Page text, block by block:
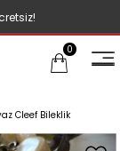
0
Cleef Bileklik